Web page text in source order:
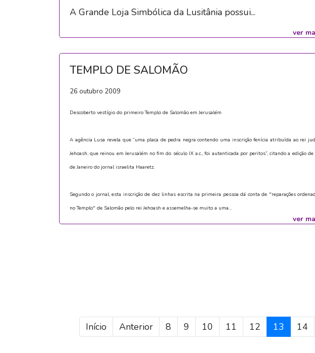
A Grande Loja Simbólica da Lusitânia possui...
ver
TEMPLO DE SALOMÃO
26 outubro 2009
Descoberto vestígio do primeiro Templo de Salomão em Jerusalém
A agência Lusa revela que “uma placa de pedra negra contendo uma inscrição fenícia atribuída ao rei
Jehoash, que reinou em Jerusalém no fim do século IX a.c., foi autenticada por peritos”, citando a edição de
de Janeiro do jornal israelita Haaretz.
Segundo o jornal, esta inscrição de dez linhas escrita na primeira pessoa dá conta de "reparações
no Templo" de Salomão pelo rei Jehoash e assemelha-se muito a uma...
ver
Início Anterior 8 9 10 11 12 13 14